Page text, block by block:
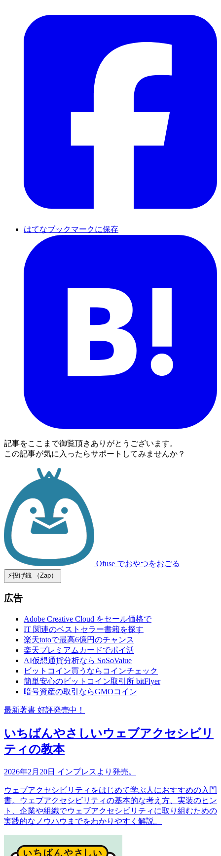
はてなブックマークに保存
記事をここまで御覧頂きありがとうございます。
この記事が気に入ったらサポートしてみませんか？
Ofuse でおやつをおごる
⚡️投げ銭 （Zap）
広告
Adobe Creative Cloud をセール価格で
IT 関連のベストセラー書籍を探す
楽天totoで最高6億円のチャンス
楽天プレミアムカードでポイ活
AI仮想通貨分析なら SoSoValue
ビットコイン買うならコインチェック
簡単安心のビットコイン取引所 bitFlyer
暗号資産の取引ならGMOコイン
最新著書 好評発売中！
いちばんやさしいウェブアクセシビリ
ティの教本
2026年2月20日 インプレスより発売。
ウェブアクセシビリティをはじめて学ぶ人におすすめの入門
書。ウェブアクセシビリティの基本的な考え方、実装のヒン
ト、企業や組織でウェブアクセシビリティに取り組むための
実践的なノウハウまでをわかりやすく解説。